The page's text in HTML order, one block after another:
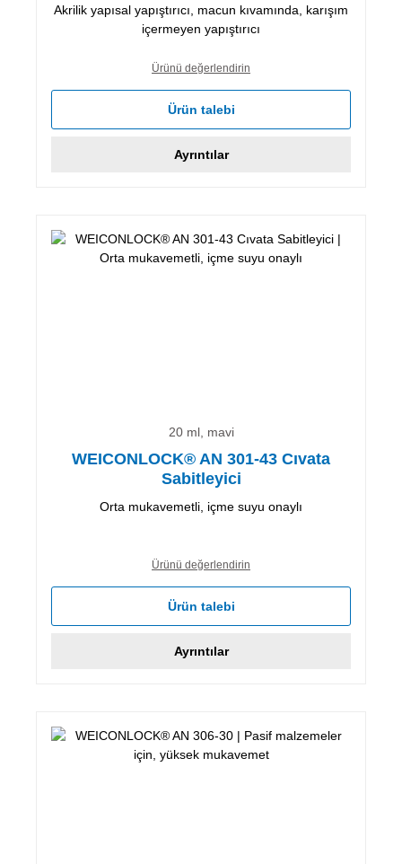
Akrilik yapısal yapıştırıcı, macun kıvamında, karışım
içermeyen yapıştırıcı
Ürünü değerlendirin
Ürün talebi
Ayrıntılar
20 ml, mavi
WEICONLOCK® AN 301-43 Cıvata
Sabitleyici
Orta mukavemetli, içme suyu onaylı
Ürünü değerlendirin
Ürün talebi
Ayrıntılar